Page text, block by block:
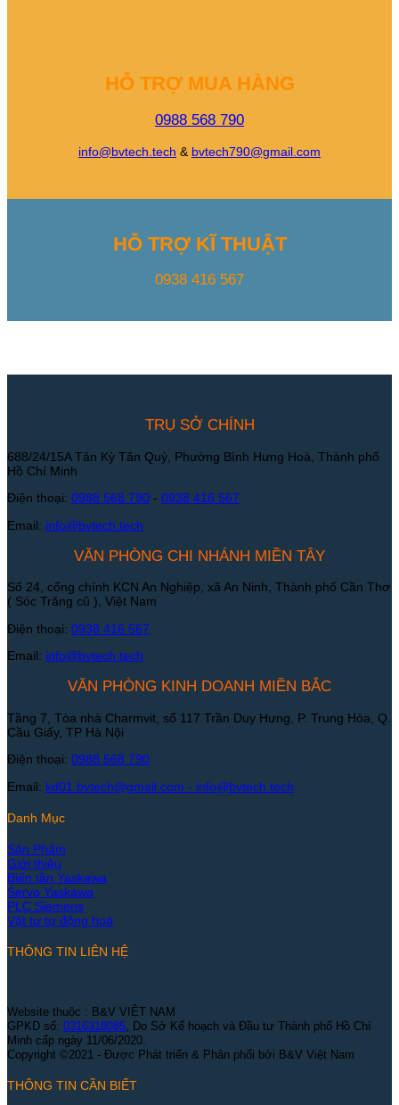
HỖ TRỢ MUA HÀNG
0988 568 790
info@bvtech.tech & bvtech790@gmail.com
HỖ TRỢ KĨ THUẬT
0938 416 567
TRỤ SỞ CHÍNH
688/24/15A Tân Kỳ Tân Quý, Phường Bình Hưng Hoà, Thành phố
Hồ Chí Minh
Điện thoại: 0988 568 790 - 0938 416 567
Email: info@bvtech.tech
VĂN PHÒNG CHI NHÁNH MIỀN TÂY
Số 24, cổng chính KCN An Nghiệp, xã An Ninh, Thành phố Cần Thơ
( Sóc Trăng cũ ), Việt Nam
Điện thoại: 0938 416 567
Email: info@bvtech.tech
VĂN PHÒNG KINH DOANH MIỀN BẮC
Tầng 7, Tòa nhà Charmvit, số 117 Trần Duy Hưng, P. Trung Hòa, Q.
Cầu Giấy, TP Hà Nội
Điện thoại: 0988 568 790
Email: kd01.bvtech@gmail.com - info@bvtech.tech
Danh Mục
Sản Phẩm
Giới thiệu
Biến tần Yaskawa
Servo Yaskawa
PLC Siemens
Vật tư tự động hoá
THÔNG TIN LIÊN HỆ
Website thuộc : B&V VIỆT NAM
GPKD số: 0316318085, Do Sở Kế hoạch và Đầu tư Thành phố Hồ Chí
Minh cấp ngày 11/06/2020.
Copyright ©2021 - Được Phát triển & Phân phối bởi B&V Việt Nam
THÔNG TIN CẦN BIẾT